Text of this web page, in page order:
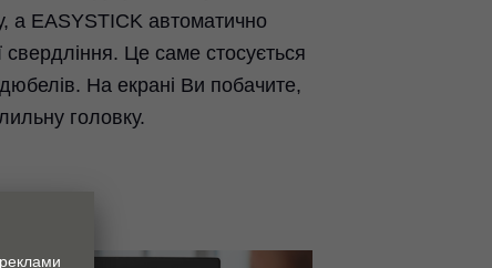
а EASYSTICK автоматично
свердління. Це саме стосується
дюбелів. На екрані Ви побачите,
головку.